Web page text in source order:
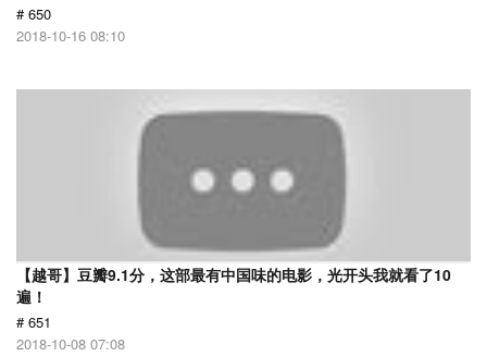
# 650
2018-10-16 08:10
【越哥】豆瓣9.1分，这部最有中国味的电影，光开头我就看了10
遍！
# 651
2018-10-08 07:08